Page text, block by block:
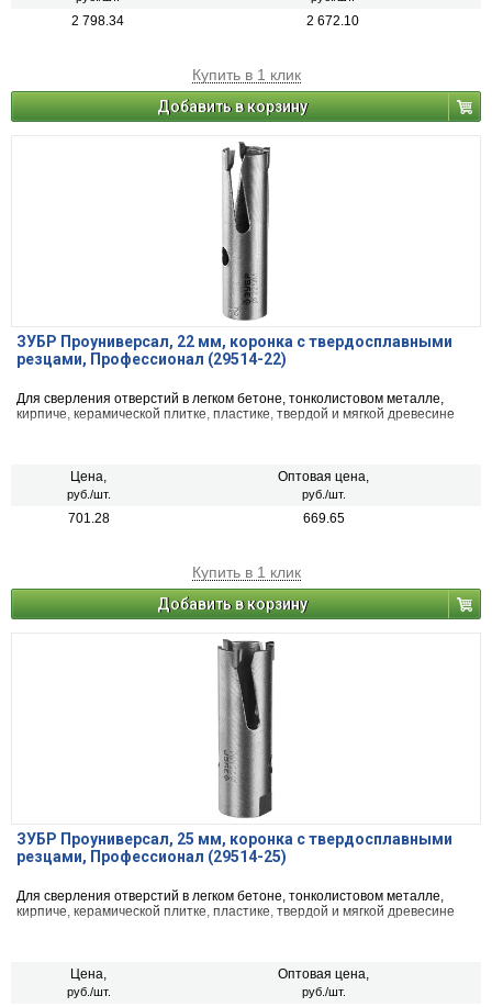
2 798.34 2 672.10
Купить в 1 клик
Добавить в корзину
ЗУБР Проуниверсал, 22 мм, коронка с твердосплавными
резцами, Профессионал (29514-22)
Для сверления отверстий в легком бетоне, тонколистовом металле,
кирпиче, керамической плитке, пластике, твердой и мягкой древесине
Цена,
руб./шт.
Оптовая цена,
руб./шт.
701.28 669.65
Купить в 1 клик
Добавить в корзину
ЗУБР Проуниверсал, 25 мм, коронка с твердосплавными
резцами, Профессионал (29514-25)
Для сверления отверстий в легком бетоне, тонколистовом металле,
кирпиче, керамической плитке, пластике, твердой и мягкой древесине
Цена,
руб./шт.
Оптовая цена,
руб./шт.